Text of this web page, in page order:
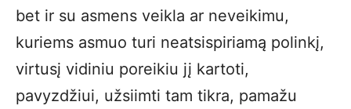
bet ir su asmens veikla ar neveikimu,
kuriems asmuo turi neatsispiriamą polinkį,
virtusį vidiniu poreikiu jį kartoti,
pavyzdžiui, užsiimti tam tikra, pamažu